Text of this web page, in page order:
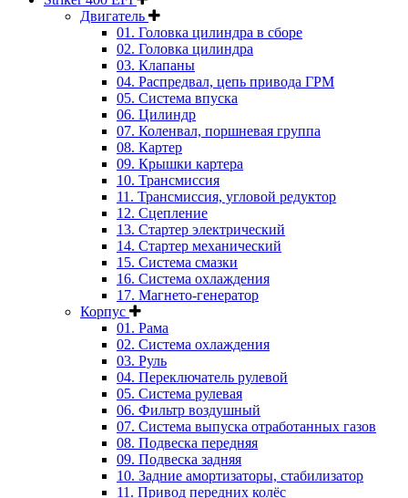
Двигатель
01. Головка цилиндра в сборе
02. Головка цилиндра
03. Клапаны
04. Распредвал, цепь привода ГРМ
05. Система впуска
06. Цилиндр
07. Коленвал, поршневая группа
08. Картер
09. Крышки картера
10. Трансмиссия
11. Трансмиссия, угловой редуктор
12. Сцепление
13. Стартер электрический
14. Стартер механический
15. Система смазки
16. Система охлаждения
17. Магнето-генератор
Корпус
01. Рама
02. Система охлаждения
03. Руль
04. Переключатель рулевой
05. Система рулевая
06. Фильтр воздушный
07. Система выпуска отработанных газов
08. Подвеска передняя
09. Подвеска задняя
10. Задние амортизаторы, стабилизатор
11. Привод передних колёс